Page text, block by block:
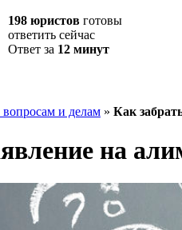
198 юристов готовы
ответить сейчас
Ответ за 12 минут
и делам » Как
на